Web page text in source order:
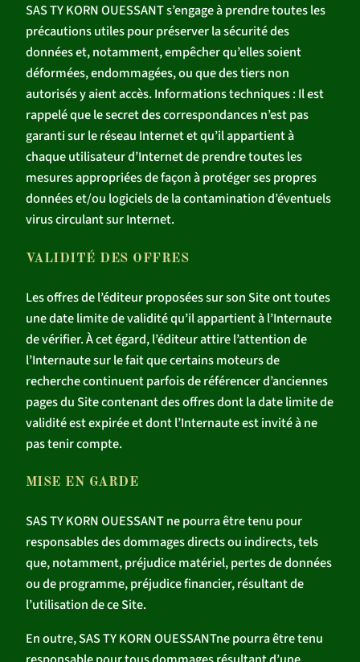
SAS TY KORN OUESSANT s’engage à prendre toutes les
précautions utiles pour préserver la sécurité des
données et, notamment, empêcher qu’elles soient
déformées, endommagées, ou que des tiers non
autorisés y aient accès. Informations techniques : Il est
rappelé que le secret des correspondances n’est pas
garanti sur le réseau Internet et qu’il appartient à
chaque utilisateur d’Internet de prendre toutes les
mesures appropriées de façon à protéger ses propres
données et/ou logiciels de la contamination d’éventuels
virus circulant sur Internet.
VALIDITÉ DES OFFRES
Les offres de l’éditeur proposées sur son Site ont toutes
une date limite de validité qu’il appartient à l’Internaute
de vérifier. À cet égard, l’éditeur attire l’attention de
l’Internaute sur le fait que certains moteurs de
recherche continuent parfois de référencer d’anciennes
pages du Site contenant des offres dont la date limite de
validité est expirée et dont l’Internaute est invité à ne
pas tenir compte.
MISE EN GARDE
SAS TY KORN OUESSANT ne pourra être tenu pour
responsables des dommages directs ou indirects, tels
que, notamment, préjudice matériel, pertes de données
ou de programme, préjudice financier, résultant de
l’utilisation de ce Site.
En outre, SAS TY KORN OUESSANTne pourra être tenu